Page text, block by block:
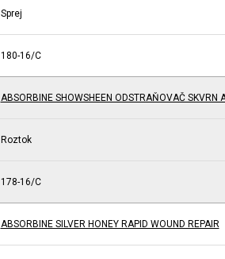
Sprej
180-16/C
ABSORBINE SHOWSHEEN ODSTRAŇOVAČ SKVRN
Roztok
178-16/C
ABSORBINE SILVER HONEY RAPID WOUND REPAIR